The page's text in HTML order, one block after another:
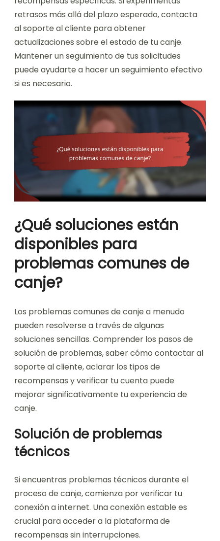
retrasos más allá del plazo esperado, contacta
al soporte al cliente para obtener
actualizaciones sobre el estado de tu canje.
Mantener un seguimiento de tus solicitudes
puede ayudarte a hacer un seguimiento efectivo
si es necesario.
¿Qué soluciones están
disponibles para
problemas comunes de
canje?
Los problemas comunes de canje a menudo
pueden resolverse a través de algunas
soluciones sencillas. Comprender los pasos de
solución de problemas, saber cómo contactar al
soporte al cliente, aclarar los tipos de
recompensas y verificar tu cuenta puede
mejorar significativamente tu experiencia de
canje.
Solución de problemas
técnicos
Si encuentras problemas técnicos durante el
proceso de canje, comienza por verificar tu
conexión a internet. Una conexión estable es
crucial para acceder a la plataforma de
recompensas sin interrupciones.